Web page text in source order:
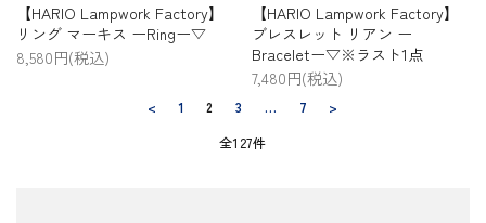
【HARIO Lampwork Factory】
リング マーキス ーRingー▽
8,580円(税込)
【HARIO Lampwork Factory】
ブレスレット リアン ー
Braceletー▽※ラスト1点
7,480円(税込)
< 1 2 3 … 7
>
全127件